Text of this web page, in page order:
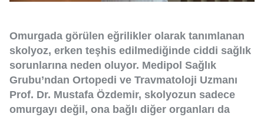
Omurgada görülen eğrilikler olarak tanımlanan
skolyoz, erken teşhis edilmediğinde ciddi sağlık
sorunlarına neden oluyor. Medipol Sağlık
Grubu’ndan Ortopedi ve Travmatoloji Uzmanı
Prof. Dr. Mustafa Özdemir, skolyozun sadece
omurgayı değil, ona bağlı diğer organları da